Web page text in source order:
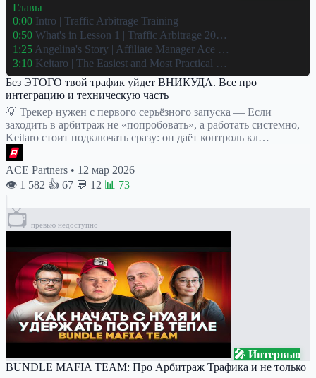
Главы
0:00 Intro | Traffic Arbitrage Training
0:50 What's in Lesson 1 | Traffic Arbitrage 20…
1:25 Angelina's Story | Affiliate Manager Ace …
3:10 Keitaro | The Easiest and Most Practical …
Без ЭТОГО твой трафик уйдет ВНИКУДА. Все про
интеграцию и техническую часть
💡 Трекер нужен с первого серьёзного запуска — Если
заходить в арбитраж не «попробовать», а работать системно,
Keitaro стоит подключать сразу: он даёт контроль кл…
ACE Partners • 12 мар 2026
👁 1 582 👍 67 💬 12 📊 73
📺 превью недоступно
🎤 Интервью
BUNDLE MAFIA TEAM: Про Арбитраж Трафика и не только